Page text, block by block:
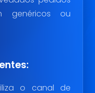
genéricos ou
o canal de